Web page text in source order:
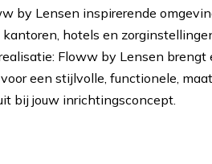
by Lensen inspirerende
hotels en
Floww by Lensen brengt
een stijlvolle, functionele,
bij jouw inrichtingsconcept.